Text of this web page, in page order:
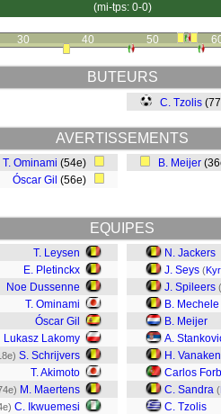
(mi-tps: 0-0)
30 40 50
BUTEURS
C. Tzolis
AVERTISSEMENTS
T. Ominami (54e)
Óscar Gil (56e)
B. Meijer
EQUIPES
T. Leysen
E. Pletinckx
Noe Dussenne
T. Ominami
Óscar Gil
Lukasz Lakomy
S. Schrijvers
T. Akimoto
74e) M. Maertens
C. Ikwuemesi
N. Jackers
J. Seys (
J. Spileers (
B. Mechele
B. Meijer
A.
H. Vanaken
Carlos
C. Sandra (
C. Tzolis